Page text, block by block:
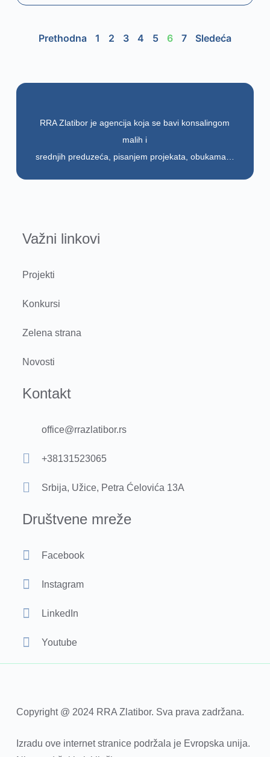
Prethodna 1 2 3 4 5 6 7 Sledeća
RRA Zlatibor je agencija koja se bavi konsalingom
malih i
srednjih preduzeća, pisanjem projekata, obukama…
Važni linkovi
Projekti
Konkursi
Zelena strana
Novosti
Kontakt
office@rrazlatibor.rs
+38131523065
Srbija, Užice, Petra Ćelovića 13A
Društvene mreže
Facebook
Instagram
LinkedIn
Youtube
Copyright @ 2024 RRA Zlatibor. Sva prava zadržana.
Izradu ove internet stranice podržala je Evropska unija.